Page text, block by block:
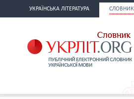
УКРАЇНСЬКА ЛІТЕРАТУРА СЛОВНИК